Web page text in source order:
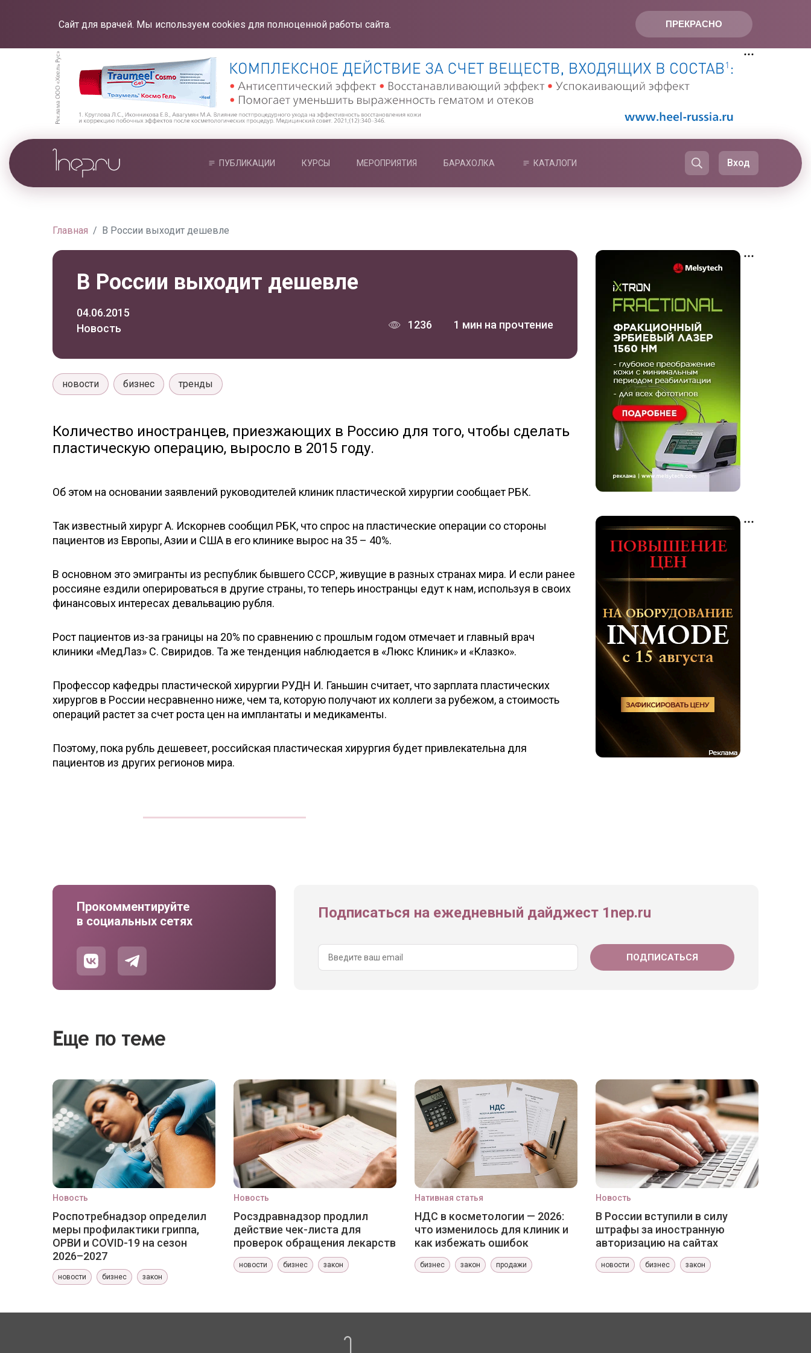
ПРЕКРАСНО
Сайт для врачей. Мы используем cookies для полноценной работы сайта.
ПУБЛИКАЦИИ КУРСЫ МЕРОПРИЯТИЯ БАРАХОЛКА КАТАЛОГИ Вход
Главная В России выходит дешевле
В России выходит дешевле
04.06.2015
Новость
1236 1 мин на прочтение
новости бизнес тренды
Количество иностранцев, приезжающих в Россию для того, чтобы сделать
пластическую операцию, выросло в 2015 году.
Об этом на основании заявлений руководителей клиник пластической хирургии сообщает РБК.
Так известный хирург А. Искорнев сообщил РБК, что спрос на пластические операции со стороны
пациентов из Европы, Азии и США в его клинике вырос на 35 – 40%.
В основном это эмигранты из республик бывшего СССР, живущие в разных странах мира. И если ранее
россияне ездили оперироваться в другие страны, то теперь иностранцы едут к нам, используя в своих
финансовых интересах девальвацию рубля.
Рост пациентов из-за границы на 20% по сравнению с прошлым годом отмечает и главный врач
клиники «МедЛаз» С. Свиридов. Та же тенденция наблюдается в «Люкс Клиник» и «Клазко».
Профессор кафедры пластической хирургии РУДН И. Ганьшин считает, что зарплата пластических
хирургов в России несравненно ниже, чем та, которую получают их коллеги за рубежом, а стоимость
операций растет за счет роста цен на имплантаты и медикаменты.
Поэтому, пока рубль дешевеет, российская пластическая хирургия будет привлекательна для
пациентов из других регионов мира.
Прокомментируйте
в социальных сетях
Подписаться на ежедневный дайджест 1nep.ru
Еще по теме
Новость
Роспотребнадзор определил
меры профилактики гриппа,
ОРВИ и COVID-19 на сезон
2026–2027
новости бизнес закон
Новость
Росздравнадзор продлил
действие чек-листа для
проверок обращения лекарств
новости бизнес закон
Нативная статья
НДС в косметологии — 2026:
что изменилось для клиник и
как избежать ошибок
бизнес закон продажи
Новость
В России вступили в силу
штрафы за иностранную
авторизацию на сайтах
новости бизнес закон